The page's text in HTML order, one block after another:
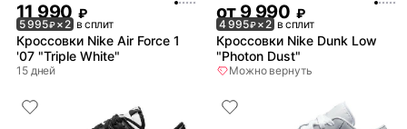
11 990 ₽
5 995₽× 2 в сплит
Кроссовки Nike Air Force 1
'07 "Triple White"
15 дней
от9 990 ₽
4 995₽× 2 в сплит
Кроссовки Nike Dunk Low
"Photon Dust"
Можно вернуть